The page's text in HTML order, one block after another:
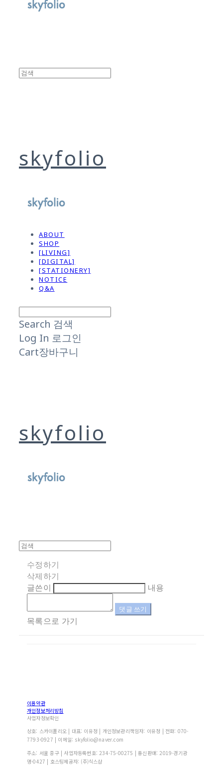
skyfolio
ABOUT
SHOP
[LIVING]
[DIGITAL]
[STATIONERY]
NOTICE
Q&A
Search 검색
Log In 로그인
Cart장바구니
skyfolio
수정하기
삭제하기
글쓴이
내용
댓글 쓰기
목록으로 가기
이용약관
개인정보처리방침
사업자정보확인
상호: 스카이폴리오 | 대표: 이유정 | 개인정보관리책임자: 이유정 | 전화: 070-
7793-0927 | 이메일: skyfolio@naver.com
주소: 서울 중구 | 사업자등록번호: 234-75-00275 | 통신판매: 2019-경기광
명-0427 | 호스팅제공자: (주)식스샵